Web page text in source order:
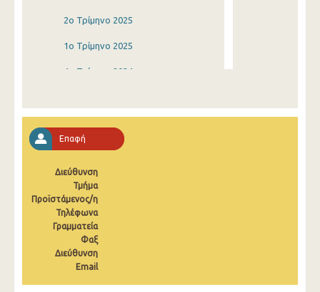
2o Τρίμηνο 2025
1o Τρίμηνο 2025
4o Τρίμηνο 2024
1o Τρίμηνο 2024
4o Τρίμηνο 2023
3o Τρίμηνο 2023
2o Τρίμηνο 2023
1o Τρίμηνο 2023
Επαφή
Διεύθυνση
Τμήμα
Προϊστάμενος/η
Τηλέφωνα
Γραμματεία
Φαξ
Διεύθυνση
Email